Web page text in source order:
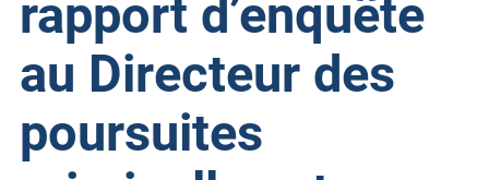
rapport d’enquête
au Directeur des
poursuites